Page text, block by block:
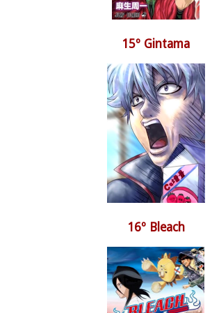
15º Gintama
16º Bleach